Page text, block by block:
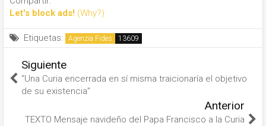
Let's block ads! (Why?)
Etiquetas: Agenzia Fides
Siguiente
“Una Curia encerrada en sí misma traicionaría el objetivo
de su existencia”
Anterior
TEXTO Mensaje navideño del Papa Francisco a la Curia